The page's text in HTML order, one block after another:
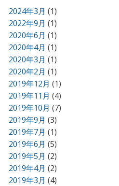
2024年3月 (1)
2022年9月 (1)
2020年6月 (1)
2020年4月 (1)
2020年3月 (1)
2020年2月 (1)
2019年12月 (1)
2019年11月 (4)
2019年10月 (7)
2019年9月 (3)
2019年7月 (1)
2019年6月 (5)
2019年5月 (2)
2019年4月 (2)
2019年3月 (4)